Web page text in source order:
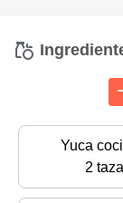
Yuca
2